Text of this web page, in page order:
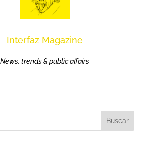
Interfaz Magazine
News, trends & public affairs
Buscar